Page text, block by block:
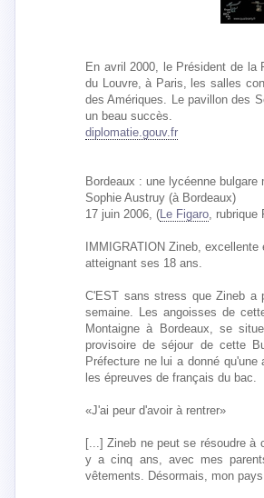
En avril 2000, le Président de la
du Louvre, à Paris, les salles
des Amériques. Le pavillon des
un beau succès.
diplomatie.gouv.fr
Bordeaux : une lycéenne bulgare
Sophie Austruy (à Bordeaux)
17 juin 2006, (Le Figaro, rubrique
IMMIGRATION Zineb,
atteignant ses 18 ans.
C'EST sans stress que Zineb a
semaine. Les angoisses de
Montaigne à Bordeaux, se
provisoire de séjour de cette
Préfecture ne lui a donné
les épreuves de français du bac.
«J'ai peur d'avoir à rentrer»
[...] Zineb ne peut se résoudre à
y a cinq ans, avec mes
vêtements. Désormais, mon